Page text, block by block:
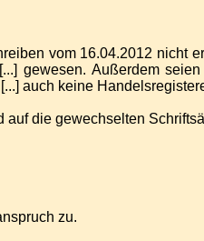
vom 16.04.2012 nicht
gewesen. Außerdem
auch keine
die gewechselten
zu.